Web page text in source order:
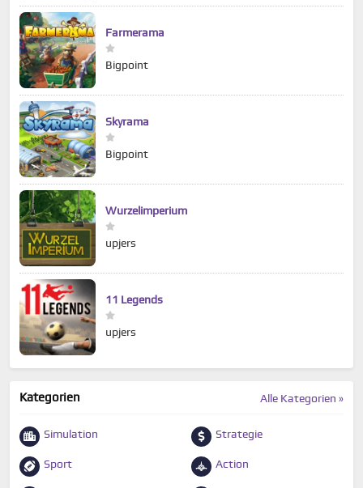
Farmerama
Bigpoint
Skyrama
Bigpoint
Wurzelimperium
upjers
11 Legends
upjers
Alle Kategorien »
Kategorien
Simulation Strategie
Sport Action